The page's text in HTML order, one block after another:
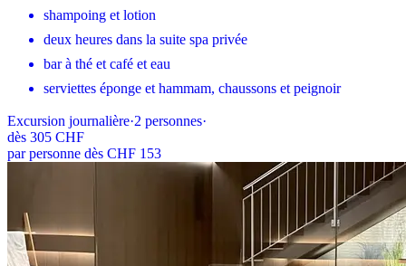
shampoing et lotion
deux heures dans la suite spa privée
bar à thé et café et eau
serviettes éponge et hammam, chaussons et peignoir
Excursion journalière·2 personnes·
dès 305 CHF
par personne dès CHF 153